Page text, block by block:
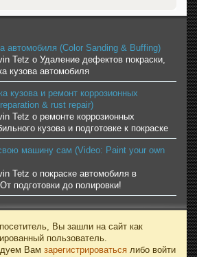
автомобиля (Color Sanding & Buffing)
Tetz о Удаление дефектов покраски,
кузова автомобиля
кузова и ремонт коррозионных
& rust repair)
Tetz о ремонте коррозионных
кузова и подготовке к покраске
машину сам (Video: Paint your own
Tetz о покраске автомобиля в
подготовки до полировки!
Вы зашли на сайт как
пользователь.
Вам зарегистрироваться либо войти